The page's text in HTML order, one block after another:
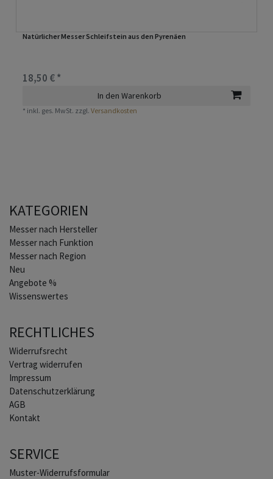
Natürlicher Messer Schleifstein aus den Pyrenäen
18,50 € *
In den Warenkorb
* inkl. ges. MwSt. zzgl.Versandkosten
KATEGORIEN
Home
Messer nach Hersteller
Messer nach Funktion
Messer nach Region
Neu
Angebote %
Wissenswertes
RECHTLICHES
Widerrufs­recht
Vertrag widerrufen
Impressum
Daten­schutz­erklärung
AGB
Kontakt
SERVICE
Muster-Widerrufsformular